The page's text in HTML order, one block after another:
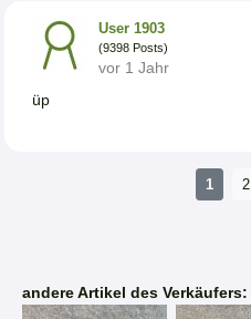
User 1903
(9398 Posts)
vor 1 Jahr
üp
1 2
andere Artikel des Verkäufers: